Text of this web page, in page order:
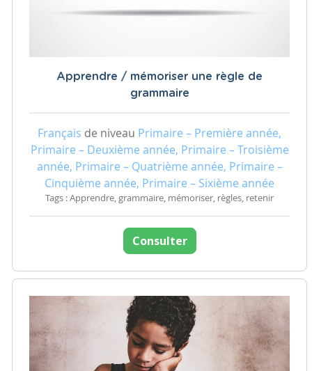
Apprendre / mémoriser une règle de
grammaire
Français de niveau Primaire – Première année,
Primaire – Deuxième année, Primaire – Troisième
année, Primaire – Quatrième année, Primaire –
Cinquième année, Primaire – Sixième année
Tags : Apprendre, grammaire, mémoriser, règles, retenir
Consulter